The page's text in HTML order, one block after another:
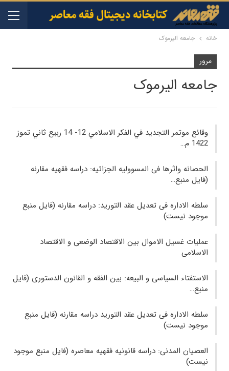
خانه جامعه الیرموک
مرور
جامعه الیرموک
وقائع موتمر التجديد في الفكر الاسلامي 12- 14 ربيع ثاني تموز
1422 م…
الحصانه واثرها فی المسوولیه الجزائیه: دراسه فقهیه مقارنه
(فایل منبع…
سلطه الاداره فی تعدیل عقد التورید: دراسه مقارنه (فایل منبع
موجود نیست)
عملیات غسیل الاموال بین الاقتصاد الوضعی و الاقتصاد
الاسلامی
الاستفتاء السیاسی و البیعه: بین الفقه و القانون الدستوری (فایل
منبع…
سلطه الاداره فی تعدیل عقد التورید دراسه مقارنه (فایل منبع
موجود نیست)
العصیان المدنی: دراسه قانونیه فقهیه معاصره (فایل منبع موجود
نیست)